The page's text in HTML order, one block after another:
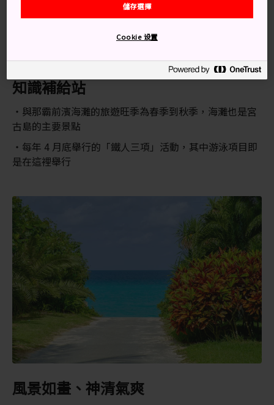
交通方式
自行開車或乘搭的士前往宮古島
搭飛機是從日本本州抵達宮古島 的唯一方式。
知識補給站
與那霸前濱海灘的旅遊旺季為春季到秋季，海灘也是宮
古島的主要景點
每年 4 月底舉行的「鐵人三項」活動，其中游泳項目即
是在這裡舉行
風景如畫、神清氣爽
儲存選擇
Cookie 设置